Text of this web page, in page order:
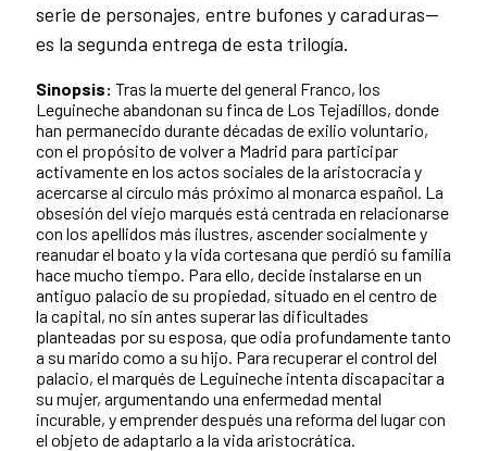
serie de personajes, entre bufones y caraduras—
es la segunda entrega de esta trilogía.
Sinopsis: Tras la muerte del general Franco, los
Leguineche abandonan su finca de Los Tejadillos, donde
han permanecido durante décadas de exilio voluntario,
con el propósito de volver a Madrid para participar
activamente en los actos sociales de la aristocracia y
acercarse al círculo más próximo al monarca español. La
obsesión del viejo marqués está centrada en relacionarse
con los apellidos más ilustres, ascender socialmente y
reanudar el boato y la vida cortesana que perdió su familia
hace mucho tiempo. Para ello, decide instalarse en un
antiguo palacio de su propiedad, situado en el centro de
la capital, no sin antes superar las dificultades
planteadas por su esposa, que odia profundamente tanto
a su marido como a su hijo. Para recuperar el control del
palacio, el marqués de Leguineche intenta discapacitar a
su mujer, argumentando una enfermedad mental
incurable, y emprender después una reforma del lugar con
el objeto de adaptarlo a la vida aristocrática.